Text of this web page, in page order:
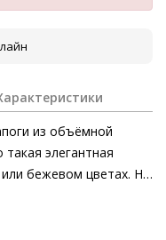
из объёмной
элегантная
бежевом цветах. Не
текстурной
– «дышащая»